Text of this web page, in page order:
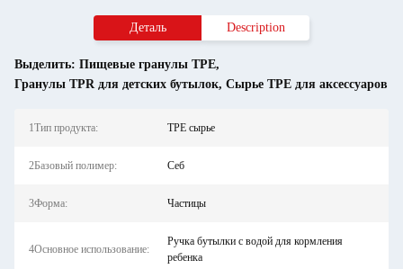
Деталь Description
Выделить: Пищевые гранулы TPE,
Гранулы TPR для детских бутылок, Сырье TPE для аксессуаров
1Тип продукта: TPE сырье
2Базовый полимер: Себ
3Форма: Частицы
4Основное использование:
Ручка бутылки с водой для кормления
ребенка